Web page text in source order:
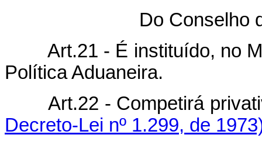
Do Conselho
Art.21 - É instituído, no
Política Aduaneira.
Art.22 - Competirá
Decreto-Lei nº 1.299, de